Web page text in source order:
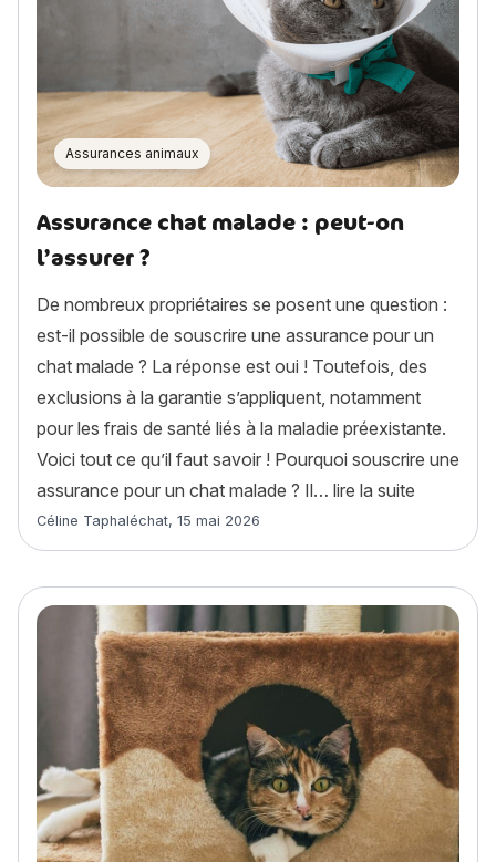
Assurances animaux
Assurance chat malade : peut-on
l’assurer ?
De nombreux propriétaires se posent une question :
est-il possible de souscrire une assurance pour un
chat malade ? La réponse est oui ! Toutefois, des
exclusions à la garantie s’appliquent, notamment
pour les frais de santé liés à la maladie préexistante.
Voici tout ce qu’il faut savoir ! Pourquoi souscrire une
assurance pour un chat malade ? Il… lire la suite
Article rédigé par
Céline Taphaléchat, 15 mai 2026